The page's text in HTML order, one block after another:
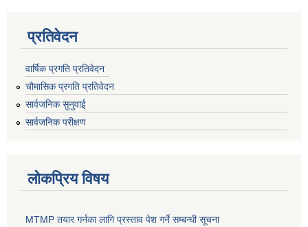
प्रतिवेदन
वार्षिक प्रगति प्रतिवेदन
चौमासिक प्रगति प्रतिवेदन
सार्वजनिक सुनुवाई
सार्वजनिक परीक्षण
लोकप्रिय विषय
MTMP तयार गर्नका लागि प्रस्ताव पेश गर्ने सम्बन्धी सूचना